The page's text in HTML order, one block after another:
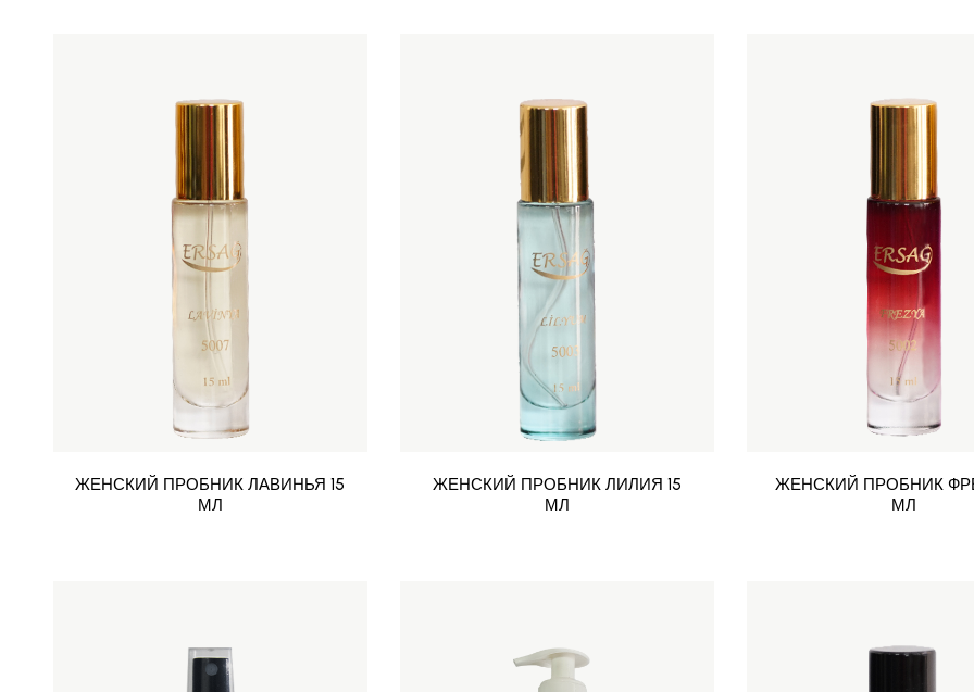
ЖЕНСКИЙ ПРОБНИК ЛАВИНЬЯ 15
МЛ
ЖЕНСКИЙ ПРОБНИК ЛИЛИЯ 15
МЛ
ЖЕНСКИЙ ПРОБНИК
МЛ